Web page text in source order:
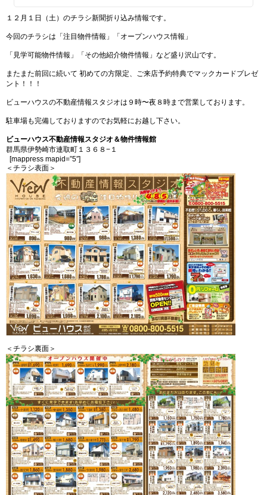
１２月１日（土）のチラシ新聞折り込み情報です。
今回のチラシは「注目物件情報」「オープンハウス情報」
「見学可能物件情報」「その他紹介物件情報」など盛り沢山です。
またまた前回に続いて 初めての方限定、ご来店予約特典でマックカードプレゼ
ント！！！
ビューハウスの不動産情報スタジオは９時〜夜８時まで営業しております。
駐車場も完備しておりますのでお気軽にお越し下さい。
ビューハウス不動産情報スタジオ＆物件情報館
群馬県伊勢崎市連取町１３６８−１
[mappress mapid=”5″]
＜チラシ表面＞
＜チラシ裏面＞